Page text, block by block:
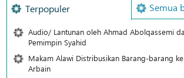
Terpopuler Semua
Audio/ Lantunan oleh Ahmad Abolqassemi
Pemimpin Syahid
Makam Alawi Distribusikan Barang-barang
Arbain